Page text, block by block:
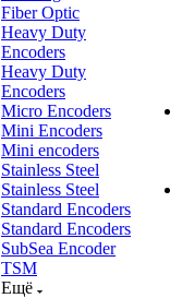
Fiber Optic
Heavy Duty
Encoders
Heavy Duty
Encoders
Micro Encoders
Mini Encoders
Mini encoders
Stainless Steel
Stainless Steel
Standard Encoders
Standard Encoders
SubSea Encoder
TSM
Ещё